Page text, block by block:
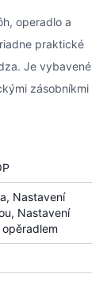
operadlo a
praktické
Je vybavené
zásobníkmi
Nastavení
Nastavení